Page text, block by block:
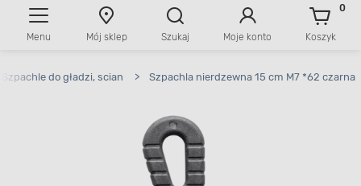
Menu Mój sklep Szukaj Moje konto Koszyk
0
Szpachle do gładzi, scian > Szpachla nierdzewna 15 cm M7 *62 czarna